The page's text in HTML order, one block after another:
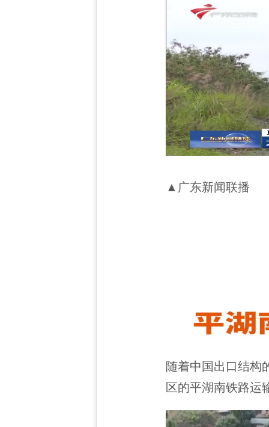
▲广东新闻联播
随着中国出口结构
区的平湖南铁路运